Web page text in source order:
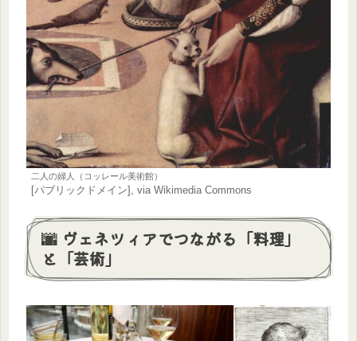
二人の婦人（コッレール美術館）
[パブリックドメイン], via Wikimedia Commons
🌆 ヴェネツィアでつながる「料理」
と「芸術」